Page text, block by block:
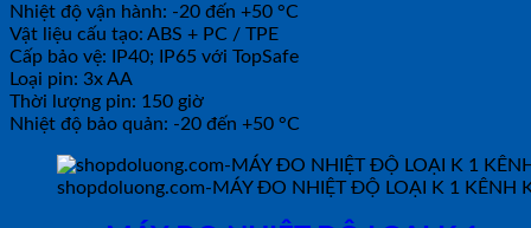
Nhiệt độ vận hành: -20 đến +50 °C
Vật liệu cấu tạo: ABS + PC / TPE
Cấp bảo vệ: IP40; IP65 với TopSafe
Loại pin: 3x AA
Thời lượng pin: 150 giờ
Nhiệt độ bảo quản: -20 đến +50 °C
shopdoluong.com-MÁY ĐO NHIỆT ĐỘ LOẠI K 1 KÊNH